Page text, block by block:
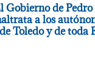
Gobierno de Pedro
a los
Toledo y de toda